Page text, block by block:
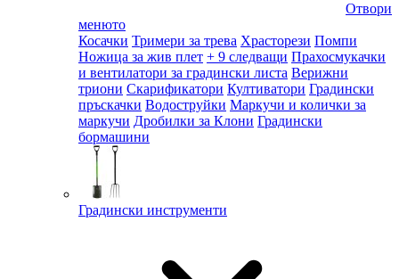
Отвори
менюто
Косачки Тримери за трева Храсторези Помпи
Ножица за жив плет + 9 следващи Прахосмукачки
и вентилатори за градински листа Верижни
триони Скарификатори Култиватори Градински
пръскачки Водоструйки Маркучи и колички за
маркучи Дробилки за Клони Градински
бормашини
Градински инструменти